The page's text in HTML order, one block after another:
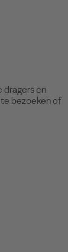
dragers en
bezoeken of